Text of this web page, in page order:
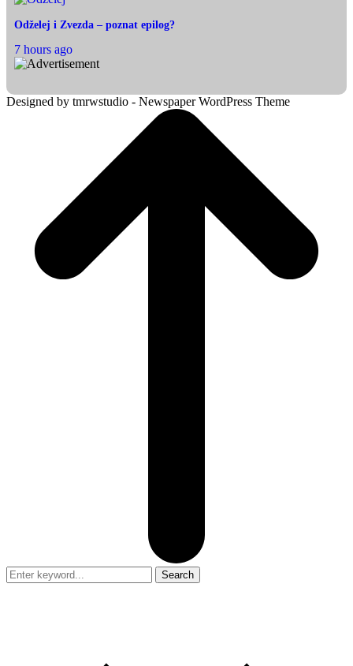
Odželej i Zvezda – poznat epilog?
7 hours ago
Designed by tmrwstudio - Newspaper WordPress Theme
Search